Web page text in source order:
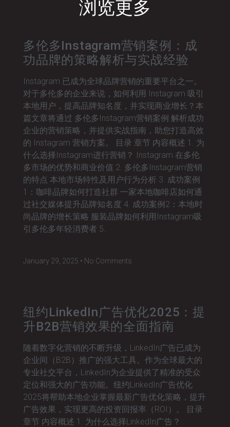
浏览更多
多伦多Instagram营销案例：成
功品牌的策略解析与实战经验
Instagram 已成为全球品牌营销的重要平台之一。
对于多伦多的企业来说，如何利用 Instagram 吸引
本地用户，提高品牌知名度，并实现商业增长？本
篇文章将通过 多伦多Instagram营销案例 解析成功
企业的营销策略，并提供实战指南，助您打造高效
的 Instagram 营销方案。 目录 章节 内容概述 1. 为
什么选择Instagram进行营销？ Instagram 在多伦
多市场的优势和商业价值 2. 多伦多Instagram营销
的特点 本地市场特性及用户行为分析 3. 成功案例
1：咖啡品牌如何打造社群 一家本地咖啡店如何通
过社交媒体提升品牌知名度 4. 成功案例2：本地时
尚品牌的增长策略 服装品牌如何利用Instagram吸
引多伦多年轻消费者 5.
January 29, 2025 No Comments
纽约LinkedIn广告优化2025：提
升B2B营销效果的全面指南
随着数字化营销的不断升级，LinkedIn广告已成为
企业间（B2B）推广的强大工具。作为全球最大的
专业社交平台，LinkedIn为企业提供了精准的受众
定位和强大的广告功能。纽约LinkedIn广告优化
2025将帮助本地企业掌握最新广告优化策略，提升
广告效果，实现更高的投资回报率（ROI）。 目录
章节 内容概述 1. 为什么选择LinkedIn广告？